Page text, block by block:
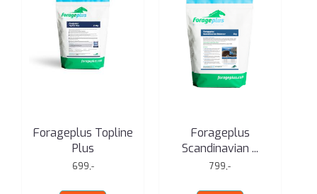
Forageplus Topline
Plus
699,-
Forageplus
Scandinavian ...
799,-